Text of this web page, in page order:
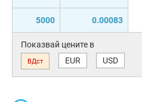
5000 0.00083
Показвай цените в
ВДст EUR USD